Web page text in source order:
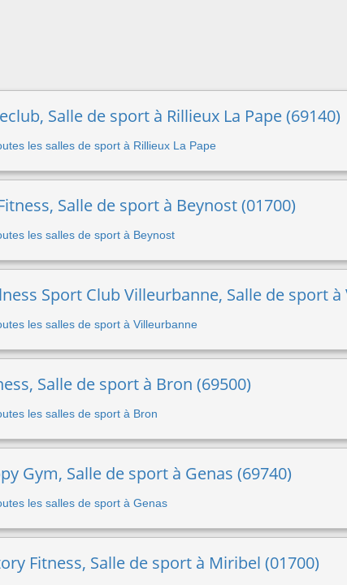
Salle de sport à Rillieux La Pape (69140)
les salles de sport à Rillieux La Pape
Salle de sport à Beynost (01700)
les salles de sport à Beynost
Sport Club Villeurbanne, Salle de sport
les salles de sport à Villeurbanne
Salle de sport à Bron (69500)
les salles de sport à Bron
Gym, Salle de sport à Genas (69740)
les salles de sport à Genas
Fitness, Salle de sport à Miribel (01700)